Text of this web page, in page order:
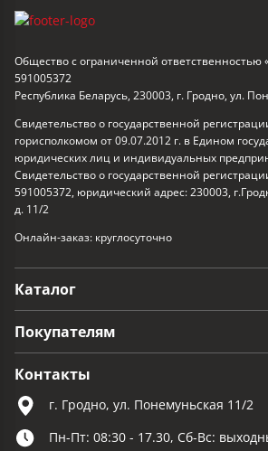
Общество с ограниченной ответственностью
591005372
Республика Беларусь, 230003, г. Гродно, ул.
Свидетельство о государственной
горисполкомом от 09.07.2012 г. в Едином
юридических лиц и индивидуальных
Свидетельство о государственной
591005372, юридический адрес: 230003,
д. 11/2
Онлайн-заказ: круглосуточно
Каталог
Покупателям
Контакты
г. Гродно, ул. Понемуньская 11/2
Пн-Пт: 08:30 - 17.30, Сб-Вс: